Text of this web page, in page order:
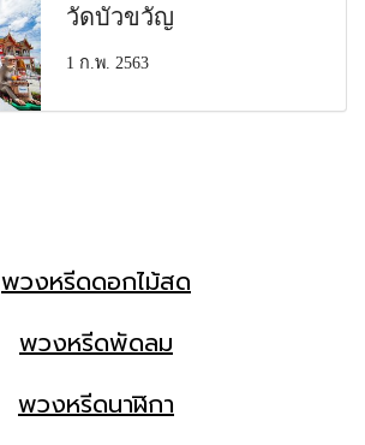
วัดบัวขวัญ
1 ก.พ. 2563
พวงหรีดดอกไม้สด
พวงหรีดพัดลม
พวงหรีดนาฬิกา